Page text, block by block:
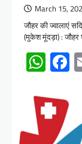
March 15,
जौहर की ज्वालाएं
(मुकेश मूंदड़ा) : जौहर